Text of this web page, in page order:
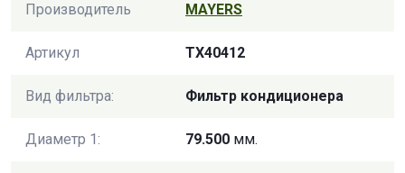
Производитель MAYERS
Артикул TX40412
Вид фильтра: Фильтр кондиционера
Диаметр 1: 79.500 мм.